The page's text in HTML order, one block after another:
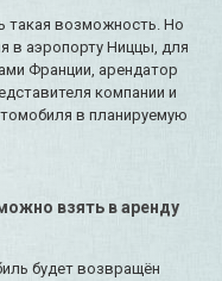
такая возможность. Но
в аэропорту Ниццы, для
Франции, арендатор
компании и
в планируемую
взять в аренду
будет возвращён